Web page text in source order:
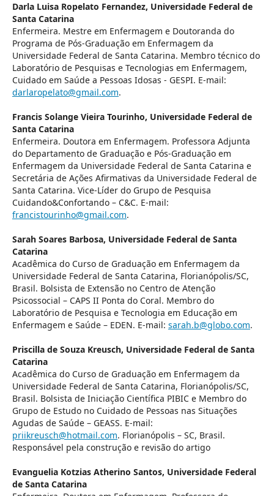
Darla Luisa Ropelato Fernandez, Universidade Federal de
Santa Catarina
Enfermeira. Mestre em Enfermagem e Doutoranda do
Programa de Pós-Graduação em Enfermagem da
Universidade Federal de Santa Catarina. Membro técnico do
Laboratório de Pesquisas e Tecnologias em Enfermagem,
Cuidado em Saúde a Pessoas Idosas - GESPI. E-mail:
darlaropelato@gmail.com.
Francis Solange Vieira Tourinho, Universidade Federal de
Santa Catarina
Enfermeira. Doutora em Enfermagem. Professora Adjunta
do Departamento de Graduação e Pós-Graduação em
Enfermagem da Universidade Federal de Santa Catarina e
Secretária de Ações Afirmativas da Universidade Federal de
Santa Catarina. Vice-Líder do Grupo de Pesquisa
Cuidando&Confortando – C&C. E-mail:
francistourinho@gmail.com.
Sarah Soares Barbosa, Universidade Federal de Santa
Catarina
Acadêmica do Curso de Graduação em Enfermagem da
Universidade Federal de Santa Catarina, Florianópolis/SC,
Brasil. Bolsista de Extensão no Centro de Atenção
Psicossocial – CAPS II Ponta do Coral. Membro do
Laboratório de Pesquisa e Tecnologia em Educação em
Enfermagem e Saúde – EDEN. E-mail: sarah.b@globo.com.
Priscilla de Souza Kreusch, Universidade Federal de Santa
Catarina
Acadêmica do Curso de Graduação em Enfermagem da
Universidade Federal de Santa Catarina, Florianópolis/SC,
Brasil. Bolsista de Iniciação Científica PIBIC e Membro do
Grupo de Estudo no Cuidado de Pessoas nas Situações
Agudas de Saúde – GEASS. E-mail:
priikreusch@hotmail.com. Florianópolis – SC, Brasil.
Responsável pela construção e revisão do artigo
Evanguelia Kotzias Atherino Santos, Universidade Federal
de Santa Catarina